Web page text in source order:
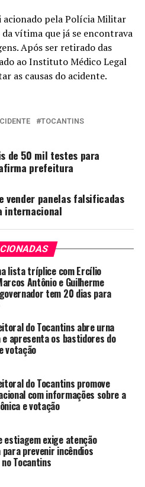
acionado pela Polícia Militar
vítima que já se encontrava
Após ser retirado das
ao Instituto Médico Legal
as causas do acidente.
TOCANTINS
de 50 mil testes para
prefeitura
vender panelas falsificadas
internacional
lista tríplice com Ercílio
Antônio e Guilherme
tem 20 dias para
do Tocantins abre urna
apresenta os bastidores do
votação
do Tocantins promove
com informações sobre a
e votação
estiagem exige atenção
prevenir incêndios
Tocantins